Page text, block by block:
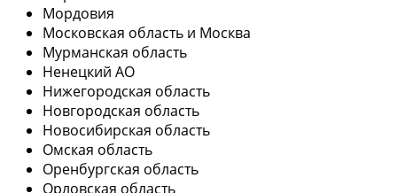
Мордовия
Московская область и Москва
Мурманская область
Ненецкий АО
Нижегородская область
Новгородская область
Новосибирская область
Омская область
Оренбургская область
Орловская область